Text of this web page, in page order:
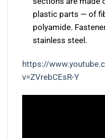
plastic parts — of
polyamide.
stainless steel.
https://
v=ZVrebCEsR-Y